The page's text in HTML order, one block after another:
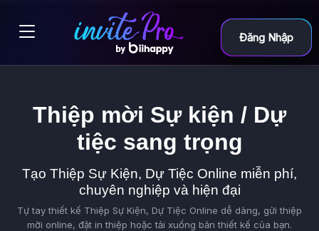
Đăng Nhập
Thiệp mời Sự kiện / Dự
tiệc sang trọng
Tạo Thiệp Sự Kiện, Dự Tiệc Online miễn phí,
chuyên nghiệp và hiện đại
Tự tay thiết kế Thiệp Sự Kiện, Dự Tiệc Online dễ dàng, gửi thiệp
mời online, đặt in thiệp hoặc tải xuống bản thiết kế của bạn.